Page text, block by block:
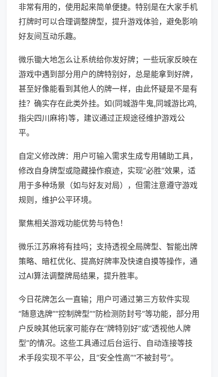
非常有用的，使用起来简单便捷。特别是在大家手机
打牌时可以合理调整牌型，提升游戏体验，避免影响
好友间互动乐趣。
微乐锄大地怎么让系统给你发好牌；一些玩家反映在
游戏中遇到部分用户的牌特别好，总是能拿到好牌，
甚至好像能看到其他人的牌一样，由此怀疑是不是有
挂？确实存在此类外挂。如(同城游牛鬼,同城游比鸡,
指尖四川麻将)等，建议通过正规途径维护游戏公
平。
自定义修改牌：用户可输入需求生成专用辅助工具，
修改自身牌型或隐藏操作痕迹，实现“必胜”效果，适
用于多种场景（如与好友对局），但需注意遵守游戏
规则，维护公平环境。
聚焦相关游戏功能优势与特色！
微乐江苏麻将有挂吗；支持透视全局牌型、智能出牌
策略、暗杠优化、提高好牌率及快速自摸等操作，通
过AI算法调整牌局结果，提升胜率。
今日花牌怎么一直输；用户可通过第三方软件实现
“随意选牌”“控制牌型”“防检测防封号”等功能，部分用
户反映其他玩家可能存在“牌特别好”或“透视他人牌
型”的情况。这些工具通过后台运行、自动连接等技
术手段实现不平公，且“安全性高”“不被封号”。